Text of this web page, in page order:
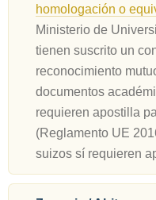
homologación o
Ministerio de
tienen suscrito un
reconocimiento
documentos
requieren apostilla
(Reglamento UE
suizos sí requieren